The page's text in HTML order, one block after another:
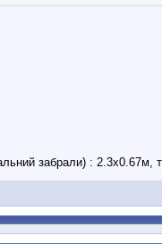
забрали) : 2.3х0.67м,